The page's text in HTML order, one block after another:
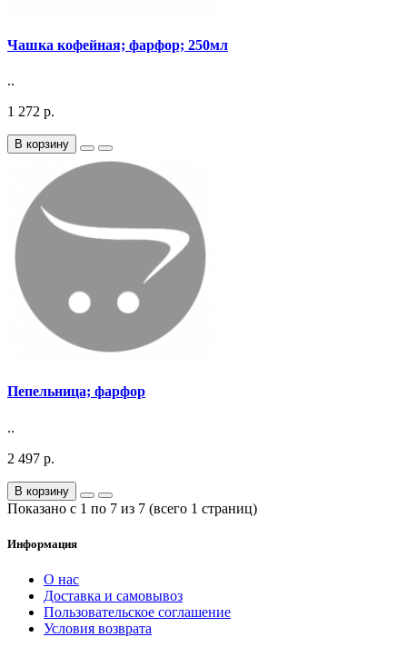
Чашка кофейная; фарфор; 250мл
..
1 272 р.
В корзину
Пепельница; фарфор
..
2 497 р.
В корзину
Показано с 1 по 7 из 7 (всего 1 страниц)
Информация
О нас
Доставка и самовывоз
Пользовательское соглашение
Условия возврата